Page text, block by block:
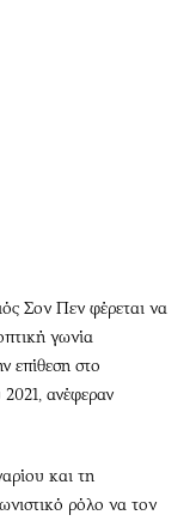
στην ''Κ''
Σον Πεν φέρεται να
γωνία
επίθεση στο
ανέφεραν
και τη
ρόλο να τον